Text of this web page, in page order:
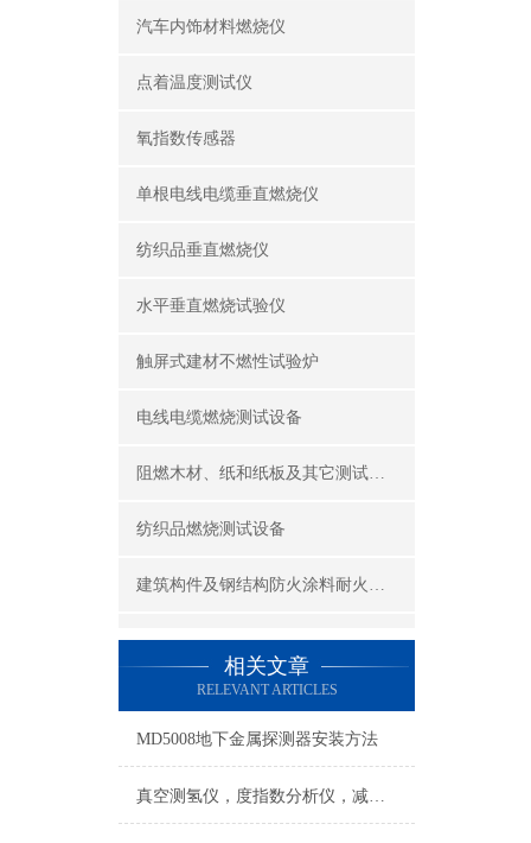
汽车内饰材料燃烧仪
点着温度测试仪
氧指数传感器
单根电线电缆垂直燃烧仪
纺织品垂直燃烧仪
水平垂直燃烧试验仪
触屏式建材不燃性试验炉
电线电缆燃烧测试设备
阻燃木材、纸和纸板及其它测试设备
纺织品燃烧测试设备
建筑构件及钢结构防火涂料耐火性能试验设备
公共场所阻燃制品及组件燃烧性能测试设备
建筑材料及制品燃烧性能测试设备
酒精喷灯燃烧试验仪
查看更多 >>
相关文章
RELEVANT ARTICLES
MD5008地下金属探测器安装方法
真空测氢仪，度指数分析仪，减压测试仪，真空试样装置